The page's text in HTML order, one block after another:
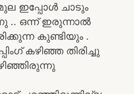
ഇപ്പോൾ ചാടും
ഒന്ന് ഇരുന്നാൽ
കുണ്ടിയും .
കഴിഞ്ഞ തിരിച്ചു